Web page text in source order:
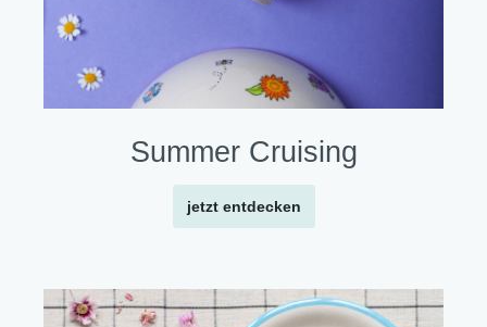
Summer Cruising
jetzt entdecken